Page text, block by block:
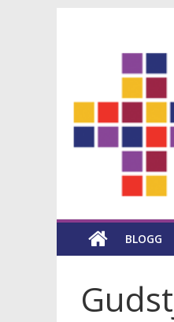
i
kyrka
för
BLOGG